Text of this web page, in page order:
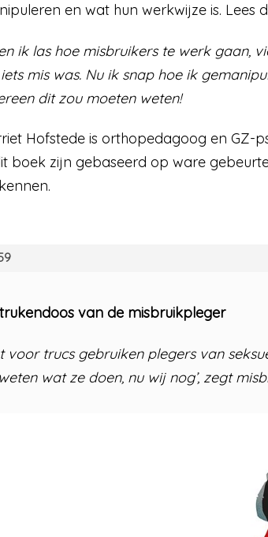
en wat hun werkwijze is.
ik las hoe misbruikers te werk gaan,
mis was. Nu ik snap hoe ik
dit zou moeten weten!
Hofstede is orthopedagoog en GZ-
boek zijn gebaseerd op ware
van de misbruikpleger
voor trucs gebruiken plegers van
wat ze doen, nu wij nog’, zegt